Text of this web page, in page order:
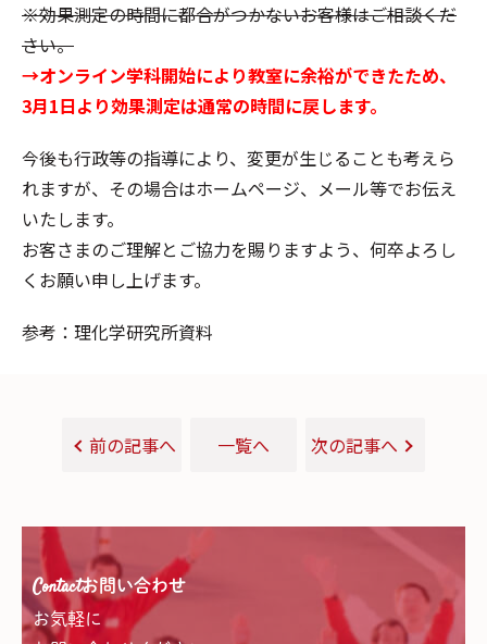
※効果測定の時間に都合がつかないお客様はご相談くだ
さい。
→オンライン学科開始により教室に余裕ができたため、
3月1日より効果測定は通常の時間に戻します。
今後も行政等の指導により、変更が生じることも考えら
れますが、その場合はホームページ、メール等でお伝え
いたします。
お客さまのご理解とご協力を賜りますよう、何卒よろし
くお願い申し上げます。
参考：理化学研究所資料
前の記事へ 一覧へ 次の記事へ
Contactお問い合わせ
お気軽に